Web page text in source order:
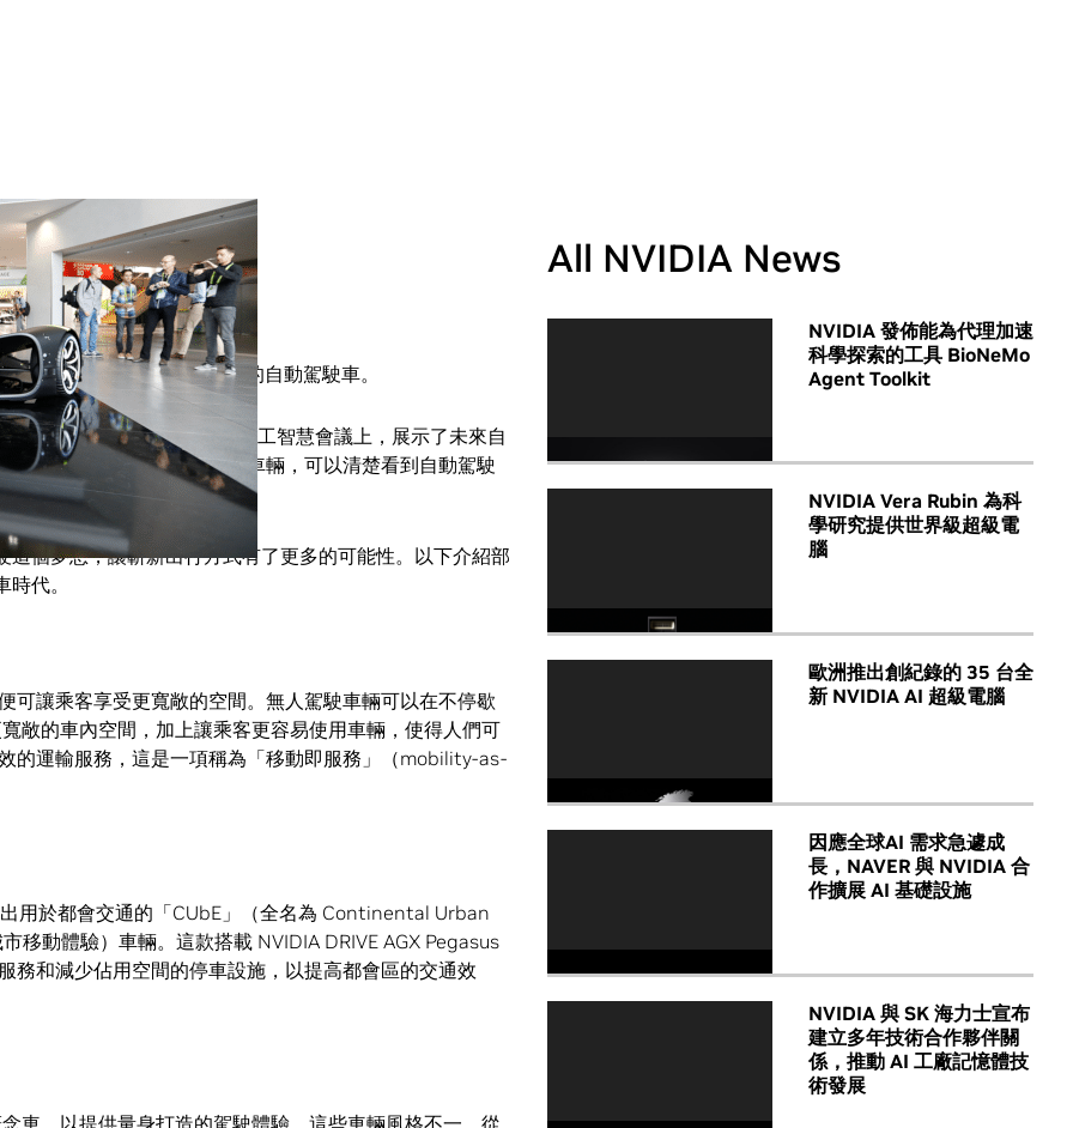
。
展出了多款滿足各類需求的自動駕駛車。
洲慕尼黑舉行的這場大型人工智慧會議上，展示了未來自
十輛尺寸不一、外形各異的車輛，可以清楚看到自動駕駛
個夢想，讓嶄新出行方式有了更多的可能性。以下介紹部
代。
可讓乘客享受更寬敞的空間。無人駕駛車輛可以在不停歇
敞的車內空間，加上讓乘客更容易使用車輛，使得人們可
的運輸服務，這是一項稱為「移動即服務」（mobility-as-
用於都會交通的「CUbE」（全名為 Continental Urban
動體驗）車輛。這款搭載 NVIDIA DRIVE AGX Pegasus
務和減少佔用空間的停車設施，以提高都會區的交通效
車，以提供量身打造的駕駛體驗。這些車輛風格不一，從
All NVIDIA News
NVIDIA 發佈能為代理加速
科學探索的工具 BioNeMo
Agent Toolkit
NVIDIA Vera Rubin 為科
學研究提供世界級超級電
腦
歐洲推出創紀錄的 35 台全
新 NVIDIA AI 超級電腦
因應全球AI 需求急遽成
長，NAVER 與 NVIDIA 合
作擴展 AI 基礎設施
NVIDIA 與 SK 海力士宣布
建立多年技術合作夥伴關
係，推動 AI 工廠記憶體技
術發展